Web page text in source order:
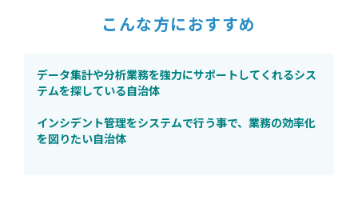
こんな方におすすめ
データ集計や分析業務を強力にサポートしてくれるシス
テムを探している自治体
インシデント管理をシステムで行う事で、業務の効率化
を図りたい自治体